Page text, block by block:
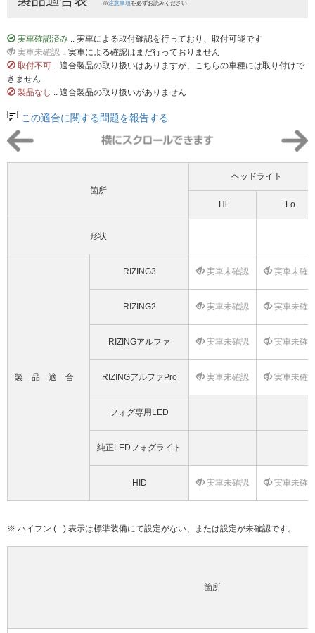
※注意事項を必ずお読みください
実車確認済み .. 実車による取付確認を行っており、取付可能です
実車未確認 .. 実車による確認はまだ行っておりません
取付不可 .. 適合製品の取り扱いはありますが、こちらの車種には取り付けで
きません
製品なし .. 適合製品の取り扱いがありません
この適合に関する問題を報告する
箇所
ヘッドライト
Hi Lo
形状
製品適合
RIZING3 実車未確認 実車未確
RIZING2 実車未確認 実車未確
RIZINGアルファ 実車未確認 実車未確
RIZINGアルファPro 実車未確認 実車未確
フォグ専用LED
純正LEDフォグライト
HID 実車未確認 実車未確
※ ハイフン ( - ) 表示は標準装備にて設定がない、または設定が未確認です。
箇所